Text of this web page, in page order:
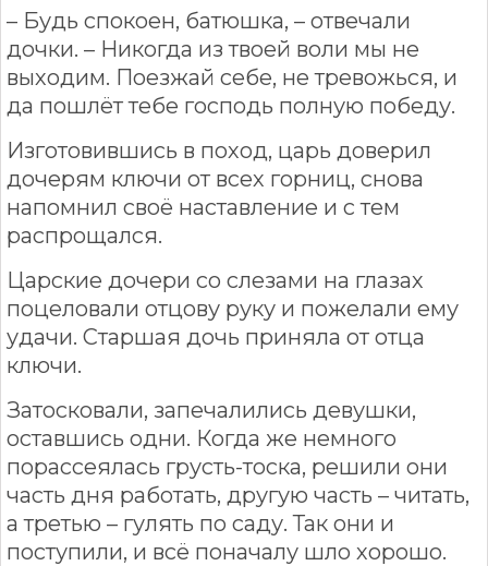
– Будь спокоен, батюшка, – отвечали
дочки. – Никогда из твоей воли мы не
выходим. Поезжай себе, не тревожься, и
да пошлёт тебе господь полную победу.
Изготовившись в поход, царь доверил
дочерям ключи от всех горниц, снова
напомнил своё наставление и с тем
распрощался.
Царские дочери со слезами на глазах
поцеловали отцову руку и пожелали ему
удачи. Старшая дочь приняла от отца
ключи.
Затосковали, запечалились девушки,
оставшись одни. Когда же немного
порассеялась грусть-тоска, решили они
часть дня работать, другую часть – читать,
а третью – гулять по саду. Так они и
поступили, и всё поначалу шло хорошо.